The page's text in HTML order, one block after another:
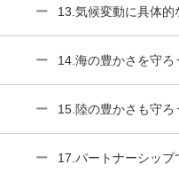
13.気候変動に具体的
14.海の豊かさを守ろ
15.陸の豊かさも守ろ
17.パートナーシッ